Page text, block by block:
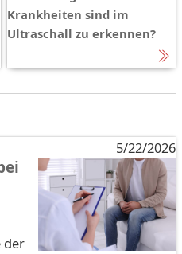
Krankheiten sind im
Ultraschall zu erkennen?
5/22/2026
der